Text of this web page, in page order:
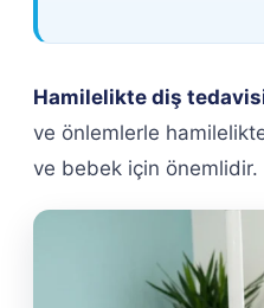
Hamilelikte diş
ve önlemlerle
ve bebek için önemlidir.